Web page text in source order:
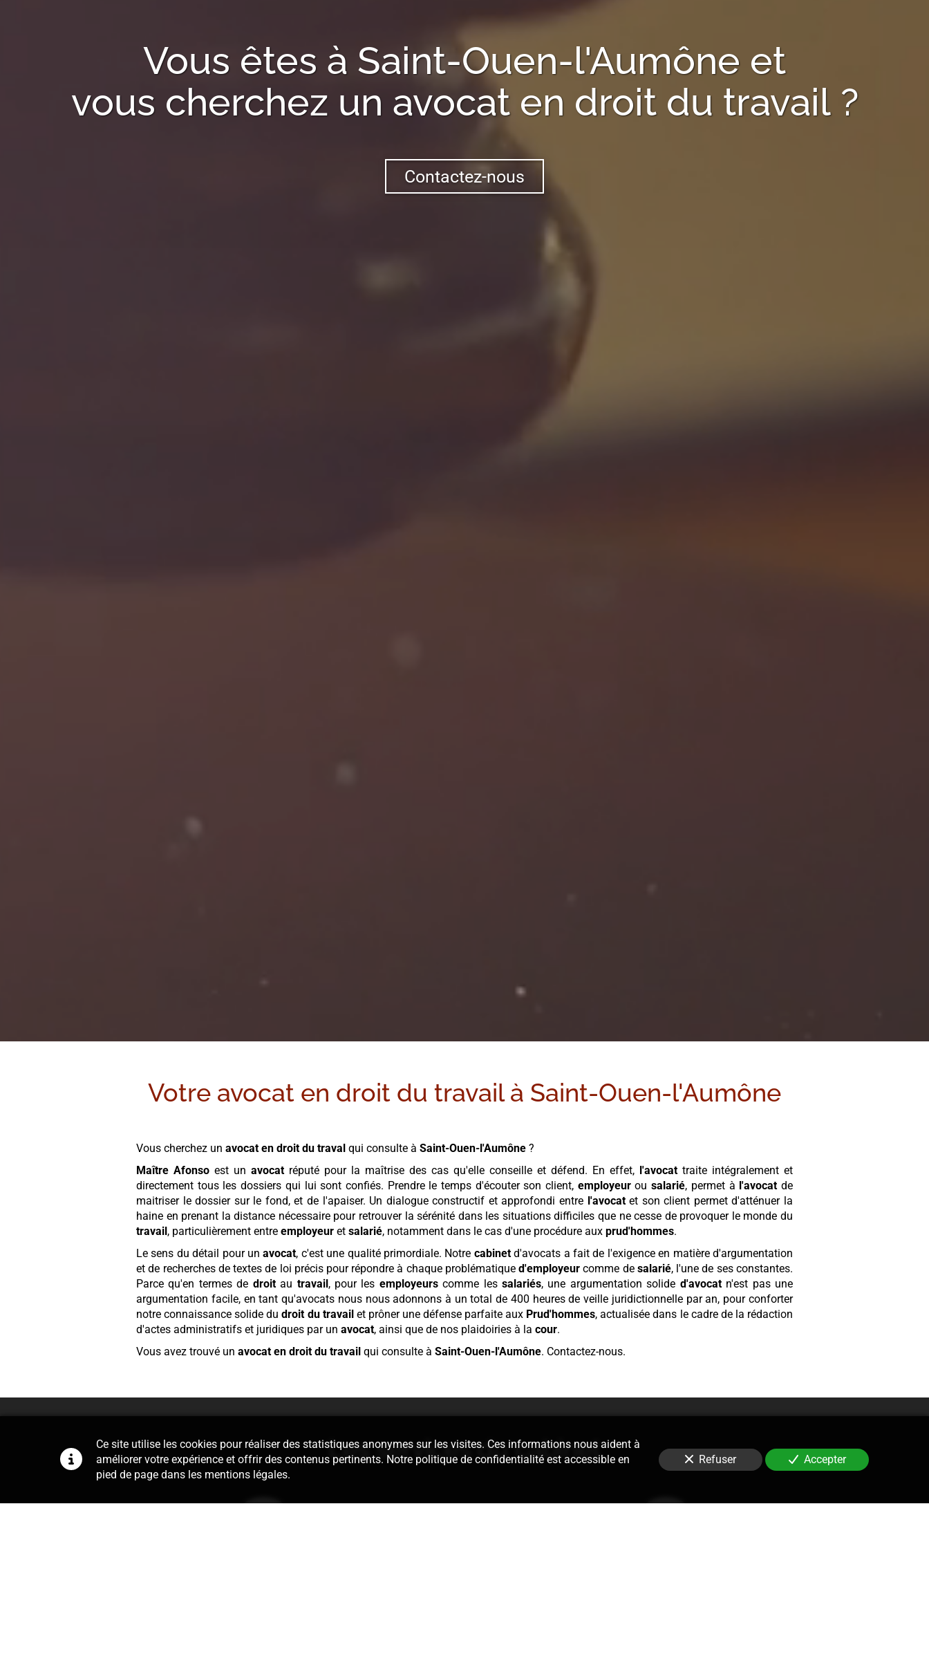
Vous êtes à Saint-Ouen-l'Aumône et
vous cherchez un avocat en droit du travail ?
Contactez-nous
Votre avocat en droit du travail à Saint-Ouen-l'Aumône
Vous cherchez unavocat en droit du traval qui consulte àSaint-Ouen-l'Aumône ?
Maître Afonso est unavocat réputé pour la maîtrise des cas qu'elle conseille et défend. En effet, l'avocat traite intégralement et
directement tous les dossiers qui lui sont confiés. Prendre le temps d'écouter son client, employeurousalarié, permet à l'avocat de
maitriser le dossier sur le fond, et de l'apaiser. Un dialogue constructif et approfondi entre l'avocatet son client permet d'atténuer la
haine en prenant la distance nécessaire pour retrouver la sérénité dans les situations difficiles que ne cesse de provoquer le monde du
travail, particulièrement entreemployeur etsalarié, notamment dans le cas d'une procédure auxprud'hommes.
Le sens du détail pour unavocat, c'est une qualité primordiale. Notre cabinetd'avocats a fait de l'exigence en matière d'argumentation
et de recherches de textes de loi précis pour répondre à chaque problématiqued'employeur comme de salarié, l'une de ses constantes.
Parce qu'en termes de droitau travail, pour les employeurscomme lessalariés, une argumentation solide d'avocatn'est pas une
argumentation facile, en tant qu'avocats nous nous adonnons à un total de 400 heures de veille juridictionnelle par an, pour conforter
notre connaissance solide dudroit du travailet prôner une défense parfaite aux Prud'hommes, actualisée dans le cadre de la rédaction
d'actes administratifs et juridiques par unavocat, ainsi que de nos plaidoiries à lacour.
Vous avez trouvé unavocat en droit du travail qui consulte àSaint-Ouen-l'Aumône. Contactez-nous.
Les services du cabinet
Ce site utilise les cookies pour réaliser des statistiques anonymes sur les visites. Ces informations nous aident à
améliorer votre expérience et offrir des contenus pertinents. Notre politique de confidentialité est accessible en
pied de page dans les mentions légales.
Refuser Accepter